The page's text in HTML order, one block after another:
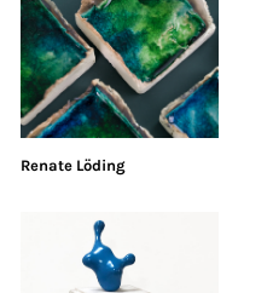
Renate Löding